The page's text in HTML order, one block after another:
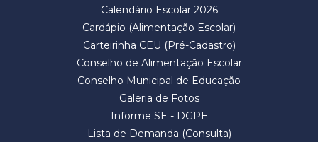
Calendário Escolar 2026
Cardápio (Alimentação Escolar)
Carteirinha CEU (Pré-Cadastro)
Conselho de Alimentação Escolar
Conselho Municipal de Educação
Galeria de Fotos
Informe SE - DGPE
Lista de Demanda (Consulta)